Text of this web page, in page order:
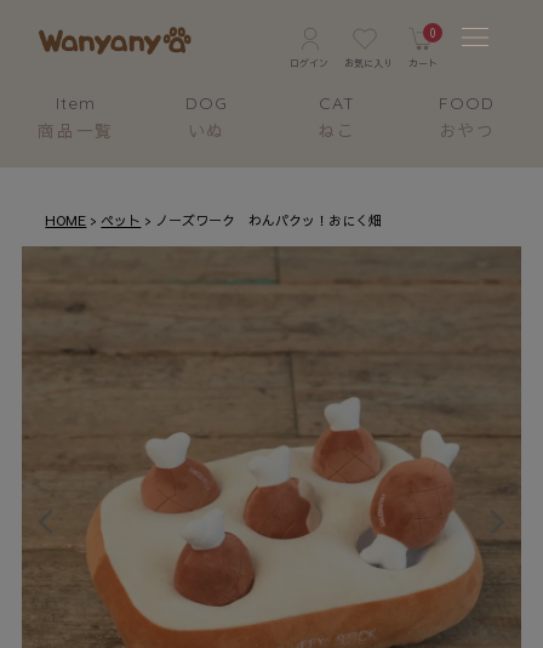
0
Item
商品一覧
DOG
いぬ
CAT
ねこ
FOOD
おやつ
HOME ペット ノーズワーク わんパクッ！おにく畑